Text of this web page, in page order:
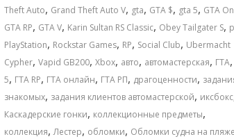
Theft Auto, Grand Theft Auto V, gta, GTA $, gta 5, GTA
GTA RP, GTA V, Karin Sultan RS Classic, Obey Tailgater S,
PlayStation, Rockstar Games, RP, Social Club, Ubermacht
Cypher,Vapid GB200,Xbox, авто, автомастерская, ГТА,
5, ГТА RP, ГТА онлайн, ГТА РП, драгоценности,
знакомых, задания клиентов автомастерской, иксбокс
Каскадерские гонки, коллекционные предметы,
коллекция,Лестер, обломки, Обломки судна на пляже